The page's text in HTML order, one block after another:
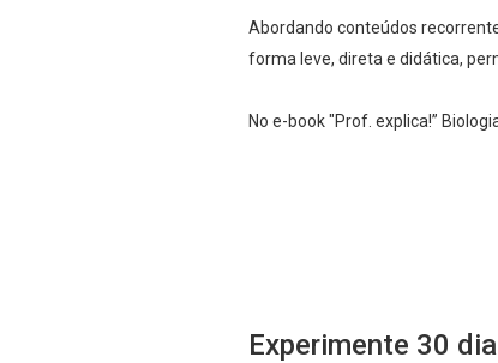
Abordando conteúdos
forma leve, direta e didática,
No e-book "Prof. explica!”
Experimente 30